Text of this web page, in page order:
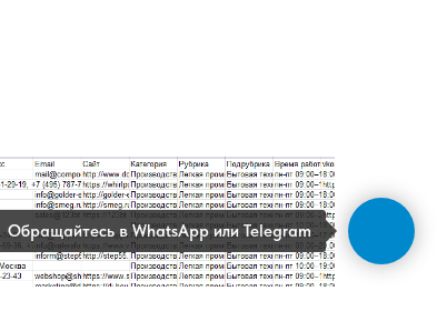
Обращайтесь в WhatsApp или Telegram